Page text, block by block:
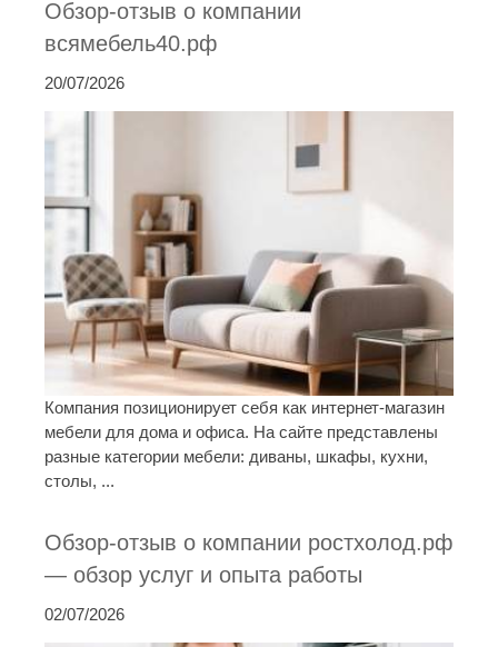
Обзор-отзыв о компании
всямебель40.рф
20/07/2026
Компания позиционирует себя как интернет-магазин
мебели для дома и офиса. На сайте представлены
разные категории мебели: диваны, шкафы, кухни,
столы, ...
Обзор-отзыв о компании ростхолод.рф
— обзор услуг и опыта работы
02/07/2026